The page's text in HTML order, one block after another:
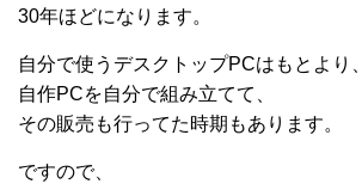
30年ほどになります。
自分で使うデスクトップPCはもとより、
自作PCを自分で組み立てて、
その販売も行ってた時期もあります。
ですので、